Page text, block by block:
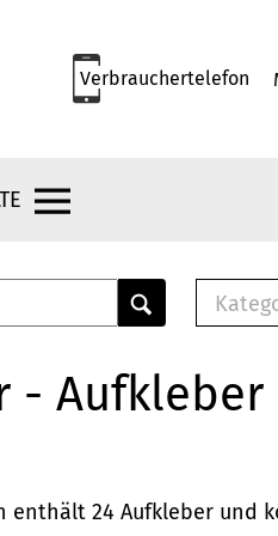
Verbrauchertelefon
E-
- Aufkleber
enthält 24 Aufkleber und